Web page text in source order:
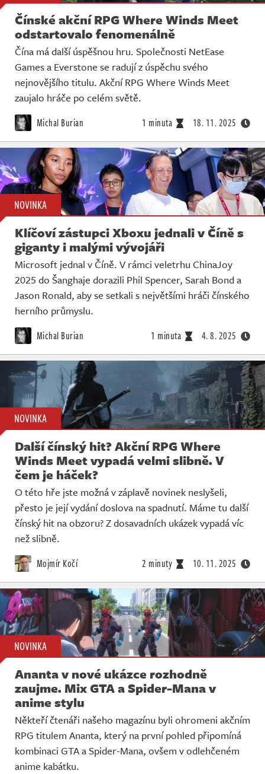
Čínské akční RPG Where Winds Meet
odstartovalo fenomenálně
Čína má další úspěšnou hru. Společnosti NetEase
Games a Everstone se radují z úspěchu svého
nejnovějšího titulu. Akční RPG Where Winds Meet
zaujalo hráče po celém světě.
Michal Burian 1 minuta 18. 11. 2025
NOVINKA
Klíčoví zástupci Xboxu jednali v Číně s
giganty i malými vývojáři
Microsoft jednal v Číně. V rámci veletrhu ChinaJoy
2025 do Šanghaje dorazili Phil Spencer, Sarah Bond a
Jason Ronald, aby se setkali s největšími hráči čínského
herního průmyslu.
Michal Burian 1 minuta 4. 8. 2025
NOVINKA
Další čínský hit? Akční RPG Where
Winds Meet vypadá velmi slibně. V
čem je háček?
O této hře jste možná v záplavě novinek neslyšeli,
přesto je její vydání doslova na spadnutí. Máme tu další
čínský hit na obzoru? Z dosavadních ukázek vypadá víc
než slibně.
Mojmír Kočí 2 minuty 10. 11. 2025
NOVINKA
Ananta v nové ukázce rozhodně
zaujme. Mix GTA a Spider-Mana v
anime stylu
Někteří čtenáři našeho magazínu byli ohromeni akčním
RPG titulem Ananta, který na první pohled připomíná
kombinaci GTA a Spider-Mana, ovšem v odlehčeném
anime kabátku.